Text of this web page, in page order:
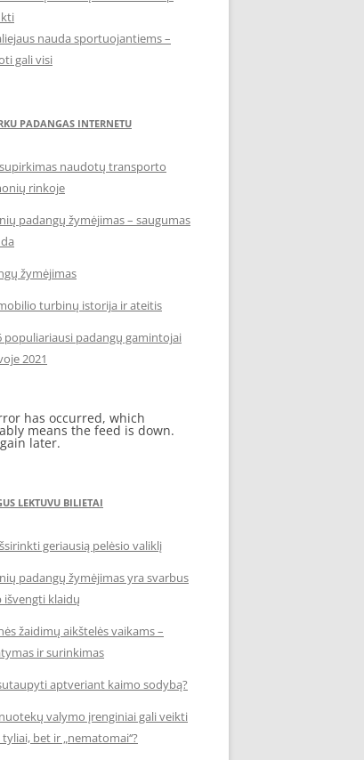
nauda sportuojantiems –
gali visi
PADANGAS INTERNETU
naudotų transporto
rinkoje
padangų žymėjimas – saugumas
žymėjimas
turbinų istorija ir ateitis
populiariausi padangų gamintojai
2021
has occurred, which
means the feed is down.
later.
LEKTUVU BILIETAI
geriausią pelėsio valiklį
padangų žymėjimas yra svarbus
išvengti klaidų
žaidimų aikštelės vaikams –
ir surinkimas
aptveriant kaimo sodybą?
valymo įrenginiai gali veikti
bet ir „nematomai‘‘?